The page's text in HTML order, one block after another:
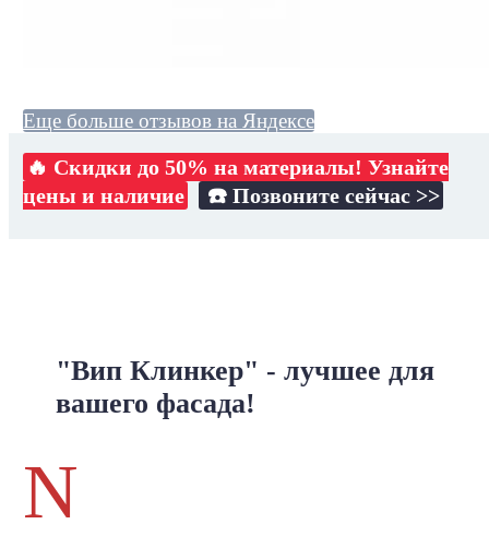
Еще больше отзывов на Яндексе
🔥 Скидки до 50% на материалы! Узнайте
цены и наличие
☎️ Позвоните сейчас >>
"Вип Клинкер" - лучшее для
вашего фасада!
N